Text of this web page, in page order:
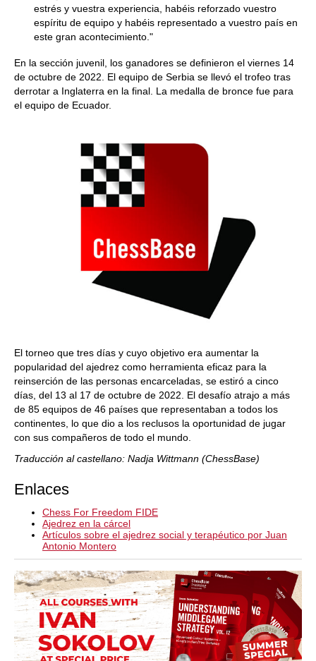
estrés y vuestra experiencia, habéis reforzado vuestro
espíritu de equipo y habéis representado a vuestro país en
este gran acontecimiento."
En la sección juvenil, los ganadores se definieron el viernes 14
de octubre de 2022. El equipo de Serbia se llevó el trofeo tras
derrotar a Inglaterra en la final. La medalla de bronce fue para
el equipo de Ecuador.
El torneo que tres días y cuyo objetivo era aumentar la
popularidad del ajedrez como herramienta eficaz para la
reinserción de las personas encarceladas, se estiró a cinco
días, del 13 al 17 de octubre de 2022. El desafío atrajo a más
de 85 equipos de 46 países que representaban a todos los
continentes, lo que dio a los reclusos la oportunidad de jugar
con sus compañeros de todo el mundo.
Traducción al castellano: Nadja Wittmann (ChessBase)
Enlaces
Chess For Freedom FIDE
Ajedrez en la cárcel
Artículos sobre el ajedrez social y terapéutico por Juan
Antonio Montero